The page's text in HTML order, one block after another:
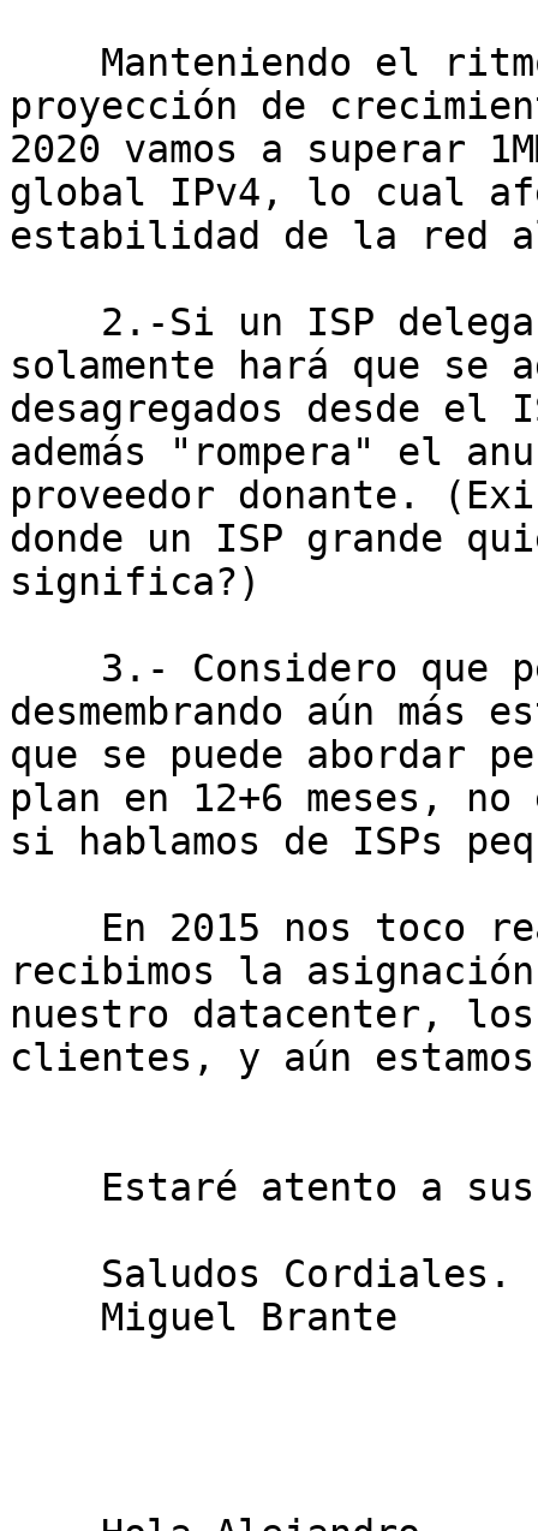
proyección de
2020 vamos a superar
global IPv4, lo cual
estabilidad de la red
solamente hará que se
desagregados desde el
además "rompera" el
proveedor donante.
donde un ISP grande
significa?)
desmembrando aún
que se puede abordar
plan en 12+6 meses,
si hablamos de ISPs
recibimos la
nuestro datacenter,
clientes, y aún